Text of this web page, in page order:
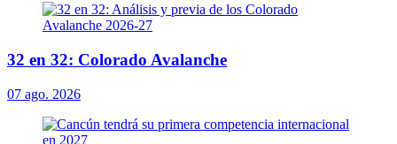
32 en 32: Colorado Avalanche
07 ago. 2026